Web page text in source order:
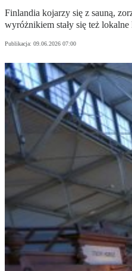
Finlandia kojarzy się z sauną,
wyróżnikiem stały się też
Publikacja: 09.06.2026 07:00